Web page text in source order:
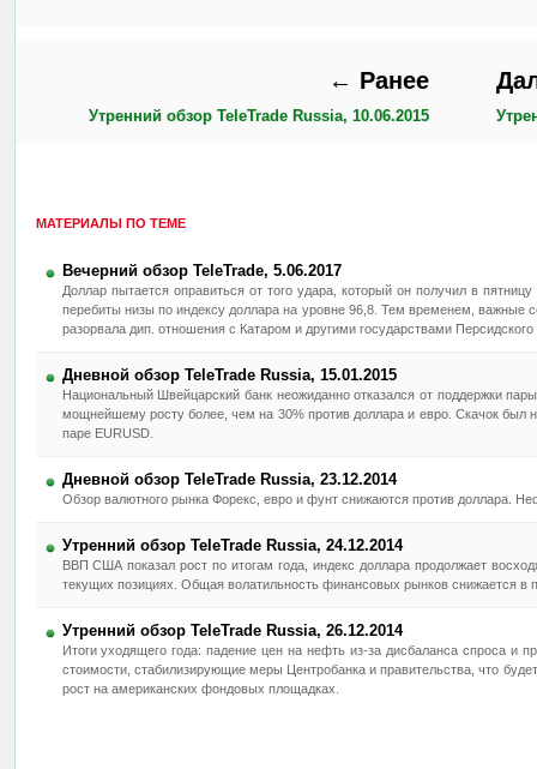
← Ранее
Утренний обзор TeleTrade Russia, 10.06.2015
МАТЕРИАЛЫ ПО ТЕМЕ
Вечерний обзор TeleTrade, 5.06.2017
Доллар пытается оправиться от того удара, который он получил в
перебиты низы по индексу доллара на уровне 96,8. Тем временем, важные
разорвала дип. отношения с Катаром и другими государствами Персидского
Дневной обзор TeleTrade Russia, 15.01.2015
Национальный Швейцарский банк неожиданно отказался от поддержки
мощнейшему росту более, чем на 30% против доллара и евро. Скачок был
паре EURUSD.
Дневной обзор TeleTrade Russia, 23.12.2014
Обзор валютного рынка Форекс, евро и фунт снижаются против доллара.
Утренний обзор TeleTrade Russia, 24.12.2014
ВВП США показал рост по итогам года, индекс доллара продолжает
текущих позициях. Общая волатильность финансовых рынков снижается в
Утренний обзор TeleTrade Russia, 26.12.2014
Итоги уходящего года: падение цен на нефть из-за дисбаланса спроса и
стоимости, стабилизирующие меры Центробанка и правительства, что
рост на американских фондовых площадках.